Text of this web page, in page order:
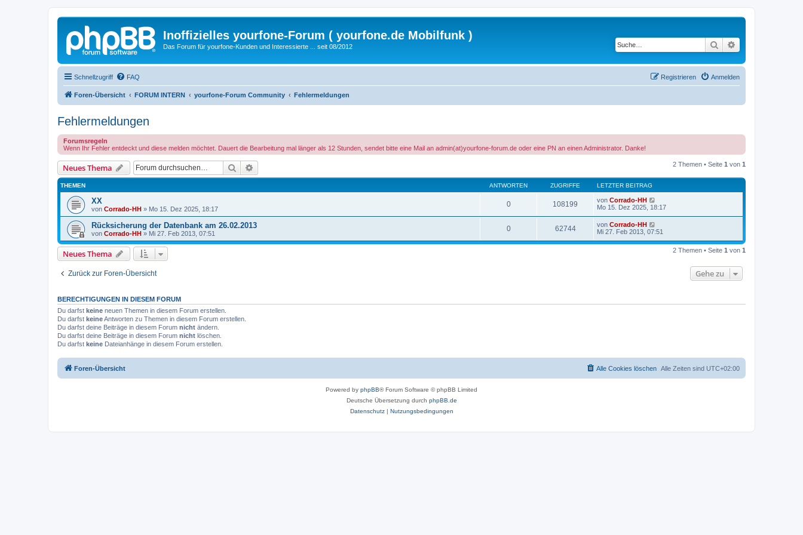
Inoffizielles yourfone-Forum ( yourfone.de Mobilfunk )
Das Forum für yourfone-Kunden und Interessierte ... seit 08/2012 Suche
Schnellzugriff FAQ Anmelden
Registrieren
Foren-Übersicht FORUM INTERN yourfone-Forum Community Fehlermeldungen
Fehlermeldungen
Forumsregeln
Wenn Ihr Fehler entdeckt und diese melden möchtet. Dauert die Bearbeitung mal länger als 12 Stunden, sendet bitte eine Mail an admin(at)yourfone-forum.de oder eine PN an einen Administrator. Danke!
Neues Thema Suche 2 Themen • Seite 1 von 1
THEMEN ANTWORTEN ZUGRIFFE LETZTER BEITRAG
XX
von Corrado-HH » Mo 15. Dez 2025, 18:17
0 108199 von Corrado-HH
Mo 15. Dez 2025, 18:17
Rücksicherung der Datenbank am 26.02.2013
von Corrado-HH » Mi 27. Feb 2013, 07:51
0 62744 von Corrado-HH
Mi 27. Feb 2013, 07:51
Neues Thema 2 Themen • Seite 1 von 1
Zurück zur Foren-Übersicht Gehe zu
BERECHTIGUNGEN IN DIESEM FORUM
Du darfst keine neuen Themen in diesem Forum erstellen.
Du darfst keineAntworten zu Themen in diesem Forum erstellen.
Du darfst deine Beiträge in diesem Forum nicht ändern.
Du darfst deine Beiträge in diesem Forum nicht löschen.
Du darfst keine Dateianhänge in diesem Forum erstellen.
Foren-Übersicht Alle Zeiten sind UTC+02:00
Alle Cookies löschen
Powered by phpBB® Forum Software © phpBB Limited
Deutsche Übersetzung durch phpBB.de
Datenschutz| Nutzungsbedingungen